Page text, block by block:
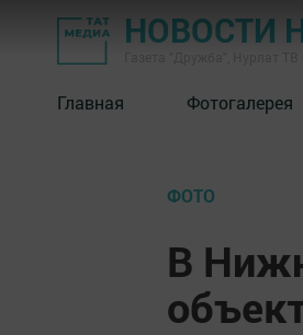
НОВОСТИ
Главная Фотогалерея
ФОТО
В